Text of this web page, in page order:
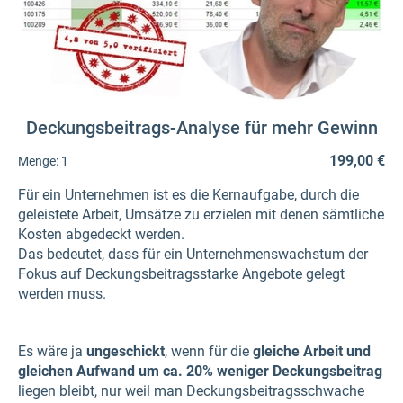
Deckungsbeitrags-Analyse für mehr Gewinn
Menge: 1
199,00 €
Für ein Unternehmen ist es die Kernaufgabe, durch die
geleistete Arbeit, Umsätze zu erzielen mit denen sämtliche
Kosten abgedeckt werden.
Das bedeutet, dass für ein Unternehmenswachstum der
Fokus auf Deckungsbeitragsstarke Angebote gelegt
werden muss.
Es wäre ja ungeschickt, wenn für die gleiche Arbeit und
gleichen Aufwand um ca. 20% weniger Deckungsbeitrag
liegen bleibt, nur weil man Deckungsbeitragsschwache